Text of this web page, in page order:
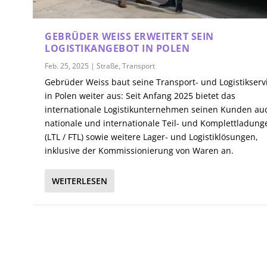
GEBRÜDER WEISS ERWEITERT SEIN
LOGISTIKANGEBOT IN POLEN
Feb. 25, 2025 |Straße,Transport
Gebrüder Weiss baut seine Transport- und
in Polen weiter aus: Seit Anfang 2025 bietet das
internationale Logistikunternehmen seinen Kunden
nationale und internationale Teil- und
(LTL / FTL) sowie weitere Lager- und Logistiklösungen,
inklusive der Kommissionierung von Waren an.
WEITERLESEN